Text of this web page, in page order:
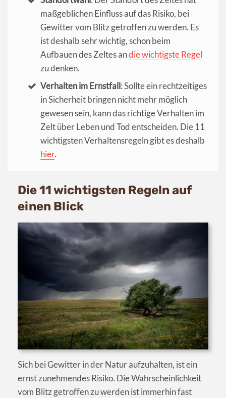
maßgeblichen Einfluss auf das Risiko, bei
Gewitter vom Blitz getroffen zu werden. Es
ist deshalb sehr wichtig, schon beim
Aufbauen des Zeltes andie wichtigste Regel
zu denken.
Verhalten im Ernstfall: Sollte ein rechtzeitiges
in Sicherheit bringen nicht mehr möglich
gewesen sein, kann das richtige Verhalten im
Zelt über Leben und Tod entscheiden. Die 11
wichtigsten Verhaltensregeln gibt es deshalb
hier.
Die 11 wichtigsten Regeln auf
einen Blick
Sich bei Gewitter in der Natur aufzuhalten, ist ein
ernst zunehmendes Risiko. Die Wahrscheinlichkeit
vom Blitz getroffen zu werden ist immerhin fast